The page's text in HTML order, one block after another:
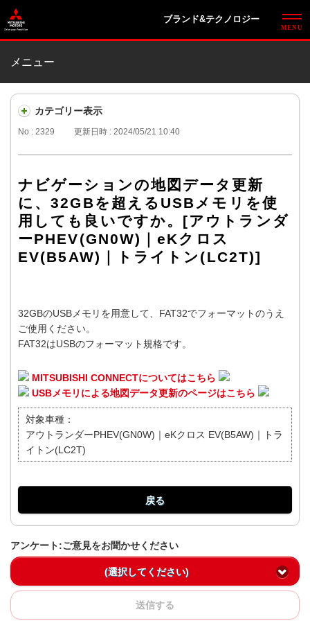
ブランド&テクノロジー
メニュー
カテゴリー表示
No : 2329 更新日時 : 2024/05/21 10:40
ナビゲーションの地図データ更新
に、32GBを超えるUSBメモリを使
用しても良いですか。[アウトランダ
ーPHEV(GN0W)｜eKクロス
EV(B5AW)｜トライトン(LC2T)]
32GBのUSBメモリを用意して、FAT32でフォーマットのうえ
ご使用ください。
FAT32はUSBのフォーマット規格です。
MITSUBISHI CONNECTについてはこちら
USBメモリによる地図データ更新のページはこちら
対象車種：
アウトランダーPHEV(GN0W)｜eKクロス EV(B5AW)｜トラ
イトン(LC2T)
戻る
アンケート:ご意見をお聞かせください
(選択してください)
送信する